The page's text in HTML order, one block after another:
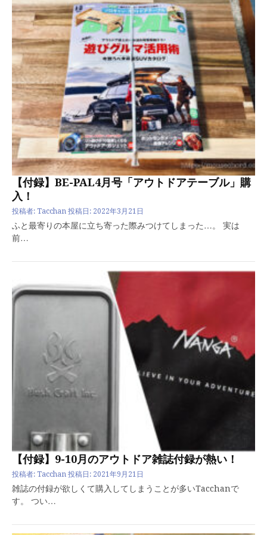
【付録】BE-PAL4月号「アウトドアテーブル」購
入！
投稿者: Tacchan 投稿日: 2022年3月21日
ふと最寄りの本屋に立ち寄った際みつけてしまった…。 実は
前…
【付録】9-10月のアウトドア雑誌付録が熱い！
投稿者: Tacchan 投稿日: 2021年9月21日
雑誌の付録が欲しくて購入してしまうことが多いTacchanで
す。 つい…